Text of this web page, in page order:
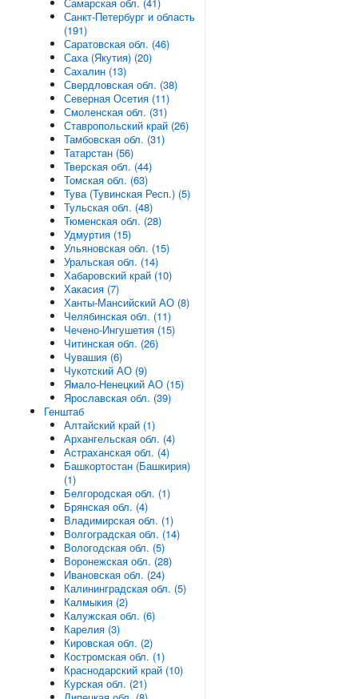
Санкт-Петербург и область
(191)
Саратовская обл. (46)
Саха (Якутия) (20)
Сахалин (13)
Свердловская обл. (38)
Северная Осетия (11)
Смоленская обл. (31)
Ставропольский край (26)
Тамбовская обл. (31)
Татарстан (56)
Тверская обл. (44)
Томская обл. (63)
Тува (Тувинская Респ.) (5)
Тульская обл. (48)
Тюменская обл. (28)
Удмуртия (15)
Ульяновская обл. (15)
Уральская обл. (14)
Хабаровский край (10)
Хакасия (7)
Ханты-Мансийский АО (8)
Челябинская обл. (11)
Чечено-Ингушетия (15)
Читинская обл. (26)
Чувашия (6)
Чукотский АО (9)
Ямало-Ненецкий АО (15)
Ярославская обл. (39)
Генштаб
Алтайский край (1)
Архангельская обл. (4)
Астраханская обл. (4)
Башкортостан (Башкирия)
(1)
Белгородская обл. (1)
Брянская обл. (4)
Владимирская обл. (1)
Волгоградская обл. (14)
Вологодская обл. (5)
Воронежская обл. (28)
Ивановская обл. (24)
Калининградская обл. (5)
Калмыкия (2)
Калужская обл. (6)
Карелия (3)
Кировская обл. (2)
Костромская обл. (1)
Краснодарский край (10)
Курская обл. (21)